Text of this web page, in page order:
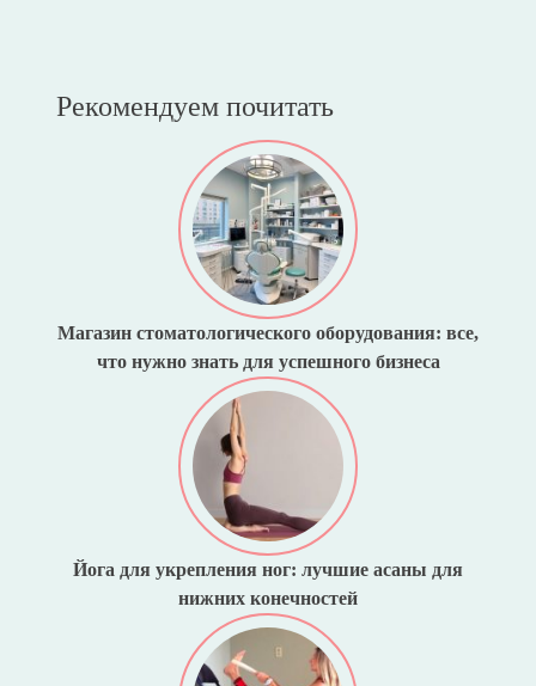
Рекомендуем почитать
Магазин стоматологического оборудования: все,
что нужно знать для успешного бизнеса
Йога для укрепления ног: лучшие асаны для
нижних конечностей